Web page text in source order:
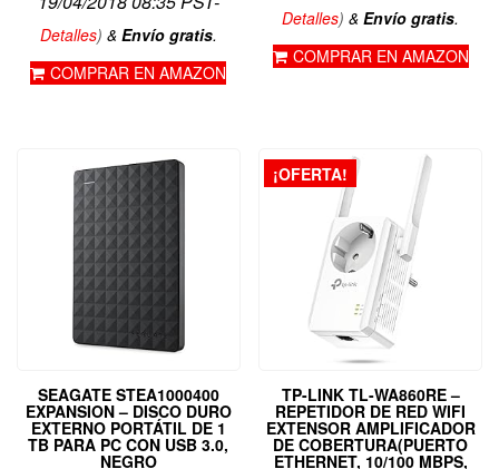
Detalles) & Envío gratis.
COMPRAR EN AMAZON
Detalles)&Envío gratis.
COMPRAR EN AMAZON
SEAGATE STEA1000400
EXPANSION – DISCO DURO
EXTERNO PORTÁTIL DE 1
TB PARA PC CON USB 3.0,
NEGRO
¡OFERTA!
TP-LINK TL-WA860RE –
REPETIDOR DE RED WIFI
EXTENSOR AMPLIFICADOR
DE COBERTURA(PUERTO
ETHERNET, 10/100 MBPS,